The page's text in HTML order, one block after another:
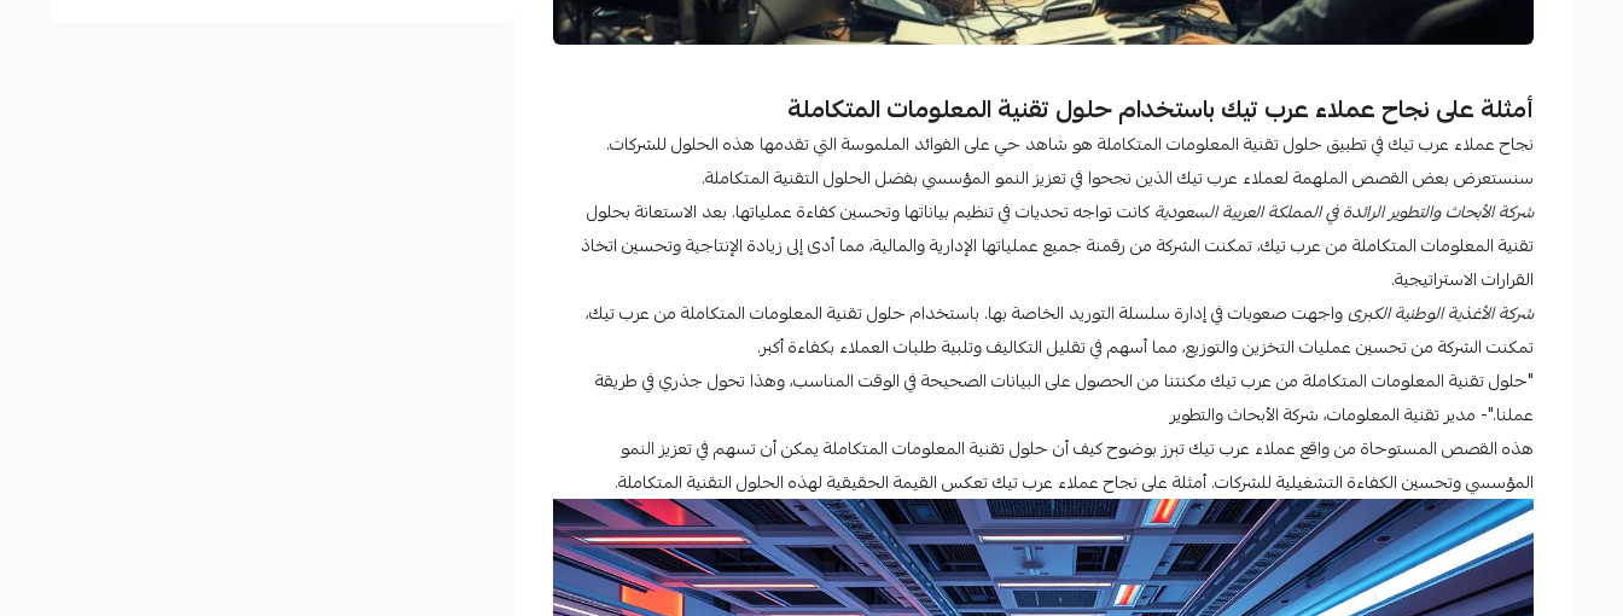
أمثلة على نجاح عملاء عرب تيك باستخدام حلول تقنية المعلومات المتكاملة
نجاح عملاء عرب تيك في تطبيق حلول تقنية المعلومات المتكاملة هو شاهد حي على الفوائد الملموسة التي تقدمها هذه الحلول للشركات.
سنستعرض بعض القصص الملهمة لعملاء عرب تيك الذين نجحوا في تعزيز النمو المؤسسي بفضل الحلول التقنية المتكاملة.
شركة الأبحاث والتطوير الرائدة في المملكة العربية السعوديةكانت تواجه تحديات في تنظيم بياناتها وتحسين كفاءة عملياتها. بعد الاستعانة بحلول
تقنية المعلومات المتكاملة من عرب تيك، تمكنت الشركة من رقمنة جميع عملياتها الإدارية والمالية، مما أدى إلى زيادة الإنتاجية وتحسين اتخاذ
القرارات الاستراتيجية.
شركة الأغذية الوطنية الكبرىواجهت صعوبات في إدارة سلسلة التوريد الخاصة بها. باستخدام حلول تقنية المعلومات المتكاملة من عرب تيك،
تمكنت الشركة من تحسين عمليات التخزين والتوزيع، مما أسهم في تقليل التكاليف وتلبية طلبات العملاء بكفاءة أكبر.
"حلول تقنية المعلومات المتكاملة من عرب تيك مكنتنا من الحصول على البيانات الصحيحة في الوقت المناسب، وهذا تحول جذري في طريقة
عملنا."- مدير تقنية المعلومات، شركة الأبحاث والتطوير
هذه القصص المستوحاة من واقع عملاء عرب تيك تبرز بوضوح كيف أن حلول تقنية المعلومات المتكاملة يمكن أن تسهم في تعزيز النمو
المؤسسي وتحسين الكفاءة التشغيلية للشركات. أمثلة على نجاح عملاء عرب تيك تعكس القيمة الحقيقية لهذه الحلول التقنية المتكاملة.